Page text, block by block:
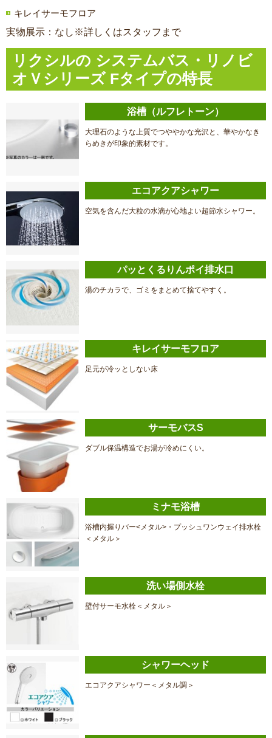
キレイサーモフロア
実物展示：なし※詳しくはスタッフまで
リクシルの システムバス・リノビ
オＶシリーズ Fタイプの特長
浴槽（ルフレトーン）
大理石のような上質でつややかな光沢と、華やかなき
らめきが印象的素材です。
エコアクアシャワー
空気を含んだ大粒の水滴が心地よい超節水シャワー。
パッとくるりんポイ排水口
湯のチカラで、ゴミをまとめて捨てやすく。
キレイサーモフロア
足元が冷ッとしない床
サーモバスS
ダブル保温構造でお湯が冷めにくい。
ミナモ浴槽
浴槽内握りバー<メタル>・プッシュワンウェイ排水栓
＜メタル＞
洗い場側水栓
壁付サーモ水栓＜メタル＞
シャワーヘッド
エコアクアシャワー＜メタル調＞